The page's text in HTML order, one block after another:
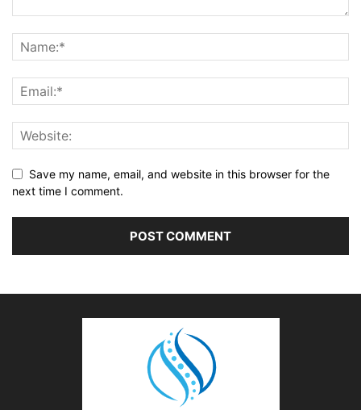
Save my name, email, and website in this browser for the
next time I comment.